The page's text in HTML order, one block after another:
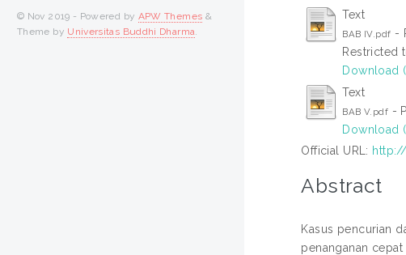
Text
BAB IV.pdf -
Restricted
Download
Text
BAB V.pdf -
Download
Official URL:
Abstract
Kasus pencurian
penanganan
© Nov 2019 - Powered by APW Themes &
Theme by Universitas Buddhi Dharma